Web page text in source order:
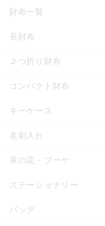
財布一覧
長財布
２つ折り財布
コンパクト財布
キーケース
名刺入れ
革の花・ブーケ
ステーショナリー
バッグ